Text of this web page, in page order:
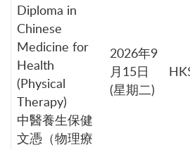
Diploma in
Chinese
Medicine for
Health
(Physical
Therapy)
中醫養生保健
文憑（物理療
2026年9
月15日
(星期二)